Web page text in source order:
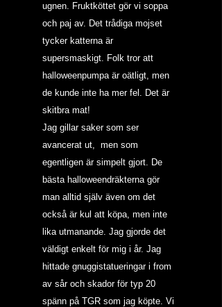
ugnen. Fruktköttet gör vi soppa
och paj av. Det trådiga mojset
tycker katterna är
supersmaskigt. Folk tror att
halloweenpumpa är oätligt, men
de kunde inte ha mer fel. Det är
skitbra mat!
Jag gillar saker som ser
avancerat ut,  men som
egentligen är simpelt gjort. De
bästa halloweendräkterna gör
man alltid själv även om det
också är kul att köpa, men inte
lika utmanande. Jag gjorde det
väldigt enkelt för mig i år. Jag
hittade gnuggistatueringar i from
av sår och skador för typ 20
spänn på TGR som jag köpte. Vi